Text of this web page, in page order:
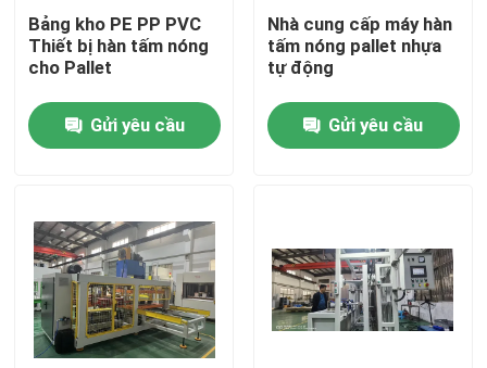
Tham quan nhà máy
Liên hệ chúng tôi
Yêu cầu báo giá
Máy hàn tấm nóng
Tấm hàn nhựa nóng
Bảng kho PE PP PVC
Thiết bị hàn tấm nóng
cho Pallet
Gửi yêu cầu
Nhà cung cấp máy hàn
tấm nóng pallet nhựa
tự động
Gửi yêu cầu